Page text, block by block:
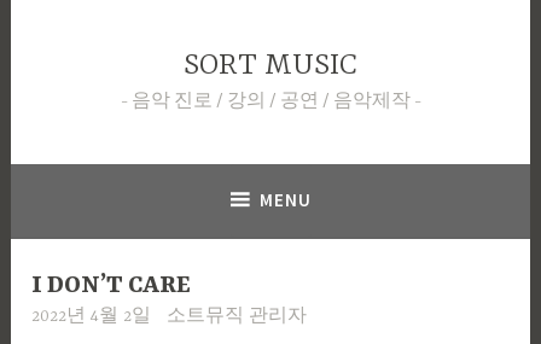
SORT MUSIC
음악 진로 / 강의 / 공연 / 음악제작
MENU
I DON’T CARE
2022년 4월 2일 소트뮤직 관리자